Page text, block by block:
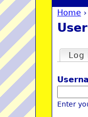
You
Home ›
Log
Enter